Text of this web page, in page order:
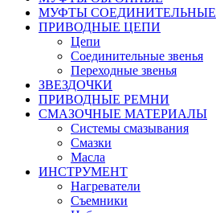
МУФТЫ СОЕДИНИТЕЛЬНЫЕ
ПРИВОДНЫЕ ЦЕПИ
Цепи
Соединительные звенья
Переходные звенья
ЗВЕЗДОЧКИ
ПРИВОДНЫЕ РЕМНИ
СМАЗОЧНЫЕ МАТЕРИАЛЫ
Системы смазывания
Смазки
Масла
ИНСТРУМЕНТ
Нагреватели
Съемники